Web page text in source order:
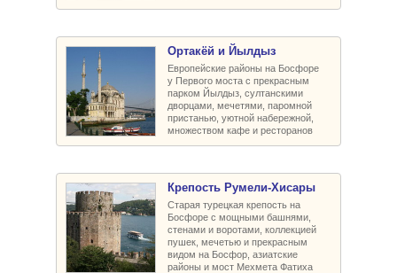
Ортакёй и Йылдыз
Европейские районы на Босфоре
у Первого моста с прекрасным
парком Йылдыз, султанскими
дворцами, мечетями, паромной
пристанью, уютной набережной,
множеством кафе и ресторанов
Крепость Румели-Xисары
Старая турецкая крепость на
Босфоре с мощными башнями,
стенами и воротами, коллекцией
пушек, мечетью и прекрасным
видом на Босфор, азиатские
районы и мост Мехмета Фатиха